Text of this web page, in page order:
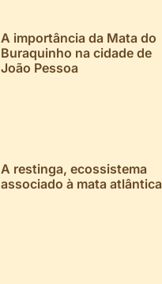
A importância da Mata do
Buraquinho na cidade de
João Pessoa
A restinga, ecossistema
associado à mata atlântica